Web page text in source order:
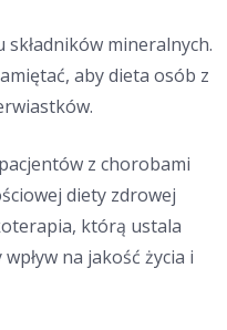
składników mineralnych.
aby dieta osób z
z chorobami
diety zdrowej
którą ustala
na jakość życia i